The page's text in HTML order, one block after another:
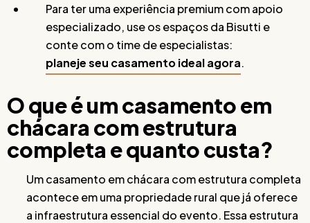
Para ter uma experiência premium com apoio
especializado, use os espaços da Bisutti e
conte com o time de especialistas:
planeje seu casamento ideal agora.
O que é um casamento em
chácara com estrutura
completa e quanto custa?
Um casamento em chácara com estrutura completa
acontece em uma propriedade rural que já oferece
a infraestrutura essencial do evento. Essa estrutura